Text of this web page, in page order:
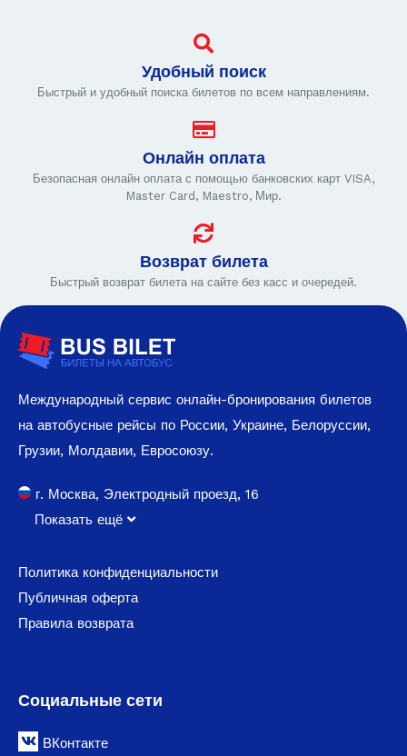
Удобный поиск
Быстрый и удобный поиска билетов по всем направлениям.
Онлайн оплата
Безопасная онлайн оплата с помощью банковских карт VISA,
Master Card, Maestro, Мир.
Возврат билета
Быстрый возврат билета на сайте без касс и очередей.
Международный сервис онлайн-бронирования билетов
на автобусные рейсы по России, Украине, Белоруссии,
Грузии, Молдавии, Евросоюзу.
г. Москва, Электродный проезд, 16
Показать ещё
Политика конфиденциальности
Публичная оферта
Правила возврата
Социальные сети
ВКонтакте